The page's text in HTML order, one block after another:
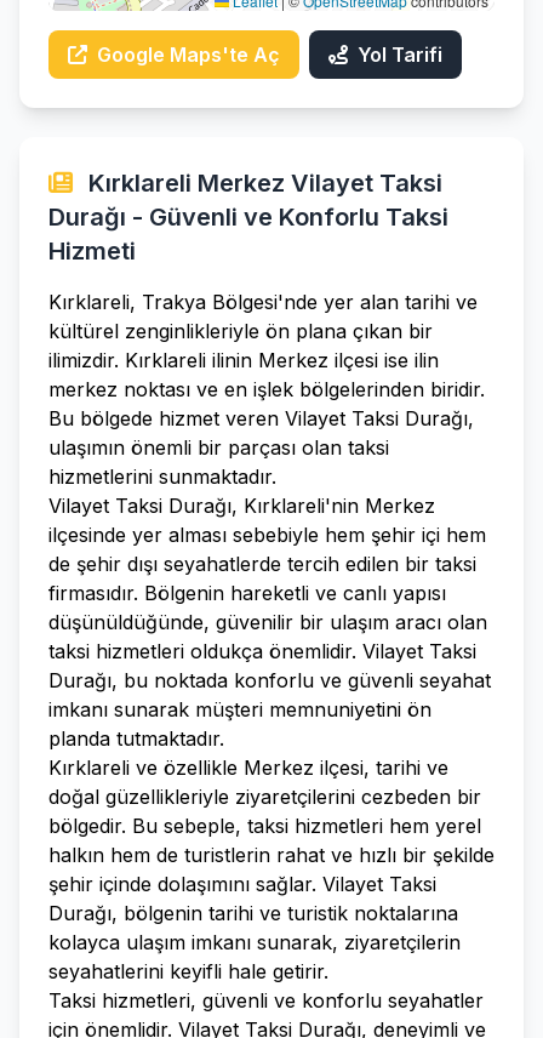
Google Maps'te Aç Yol Tarifi
Kırklareli Merkez Vilayet Taksi
Durağı - Güvenli ve Konforlu Taksi
Hizmeti
Kırklareli, Trakya Bölgesi'nde yer alan tarihi ve
kültürel zenginlikleriyle ön plana çıkan bir
ilimizdir. Kırklareli ilinin Merkez ilçesi ise ilin
merkez noktası ve en işlek bölgelerinden biridir.
Bu bölgede hizmet veren Vilayet Taksi Durağı,
ulaşımın önemli bir parçası olan taksi
hizmetlerini sunmaktadır.
Vilayet Taksi Durağı, Kırklareli'nin Merkez
ilçesinde yer alması sebebiyle hem şehir içi hem
de şehir dışı seyahatlerde tercih edilen bir taksi
firmasıdır. Bölgenin hareketli ve canlı yapısı
düşünüldüğünde, güvenilir bir ulaşım aracı olan
taksi hizmetleri oldukça önemlidir. Vilayet Taksi
Durağı, bu noktada konforlu ve güvenli seyahat
imkanı sunarak müşteri memnuniyetini ön
planda tutmaktadır.
Kırklareli ve özellikle Merkez ilçesi, tarihi ve
doğal güzellikleriyle ziyaretçilerini cezbeden bir
bölgedir. Bu sebeple, taksi hizmetleri hem yerel
halkın hem de turistlerin rahat ve hızlı bir şekilde
şehir içinde dolaşımını sağlar. Vilayet Taksi
Durağı, bölgenin tarihi ve turistik noktalarına
kolayca ulaşım imkanı sunarak, ziyaretçilerin
seyahatlerini keyifli hale getirir.
Taksi hizmetleri, güvenli ve konforlu seyahatler
için önemlidir. Vilayet Taksi Durağı, deneyimli ve